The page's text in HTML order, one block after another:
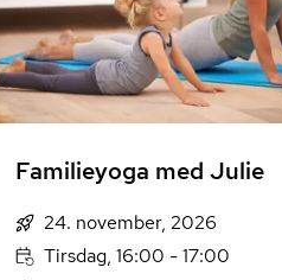
Familieyoga med Julie
24. november, 2026
Tirsdag, 16:00 - 17:00